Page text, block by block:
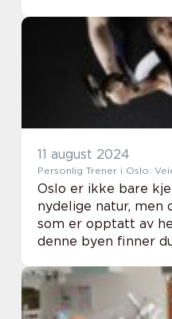
gjennom
11 august 2024
Personlig Trener i Oslo:
Oslo er ikke bare
nydelige natur, men
som er opptatt av
denne byen finner
beste måten å
...